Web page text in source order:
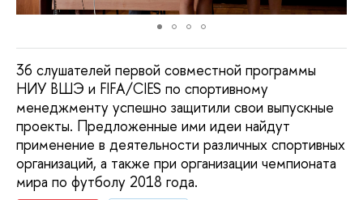
36 слушателей первой совместной программы
НИУ ВШЭ и FIFA/CIES по спортивному
менеджменту успешно защитили свои выпускные
проекты. Предложенные ими идеи найдут
применение в деятельности различных спортивных
организаций, а также при организации чемпионата
мира по футболу 2018 года.